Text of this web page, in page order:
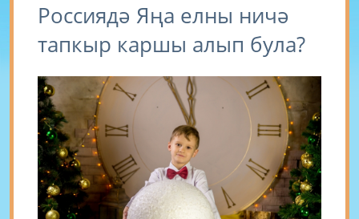
Россиядә Яңа елны ничә
тапкыр каршы алып була?